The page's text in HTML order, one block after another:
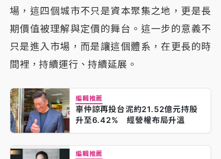
場，這四個城市不只是資本聚集之地，更是長
期價值被理解與定價的舞台。這一步的意義不
只是進入市場，而是讓這個體系，在更長的時
間裡，持續運行、持續延展。
編輯推薦
辜仲諒再投台泥約21.52億元持股
升至6.42% 經營權布局升溫
編輯推薦